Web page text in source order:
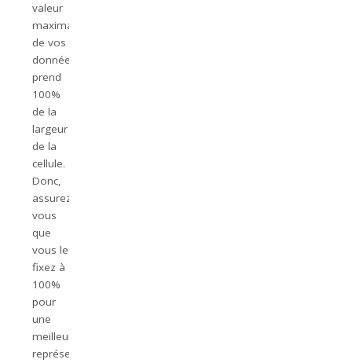
valeur
maximale
de vos
données
prend
100%
de la
largeur
de la
cellule.
Donc,
assurez-
vous
que
vous le
fixez à
100%
pour
une
meilleure
représentation